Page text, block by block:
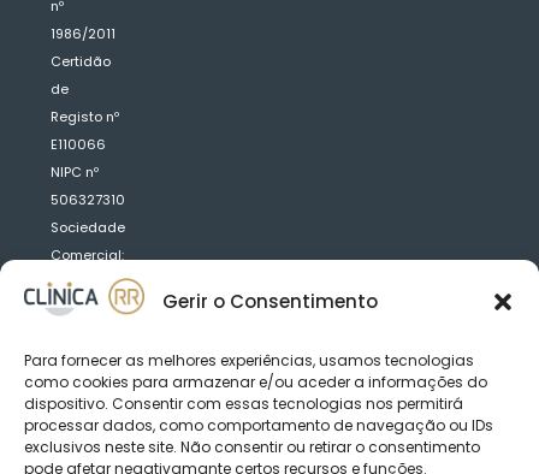
Gerir o Consentimento
Para fornecer as melhores experiências, usamos tecnologias
como cookies para armazenar e/ou aceder a informações do
dispositivo. Consentir com essas tecnologias nos permitirá
processar dados, como comportamento de navegação ou IDs
exclusivos neste site. Não consentir ou retirar o consentimento
pode afetar negativamante certos recursos e funções.
nº
1986/2011
Certidão
de
Registo nº
E110066
NIPC nº
506327310
Sociedade
Comercial:
Clínica
Médica
R.R.
Saraiva
Fernandes,
Lda